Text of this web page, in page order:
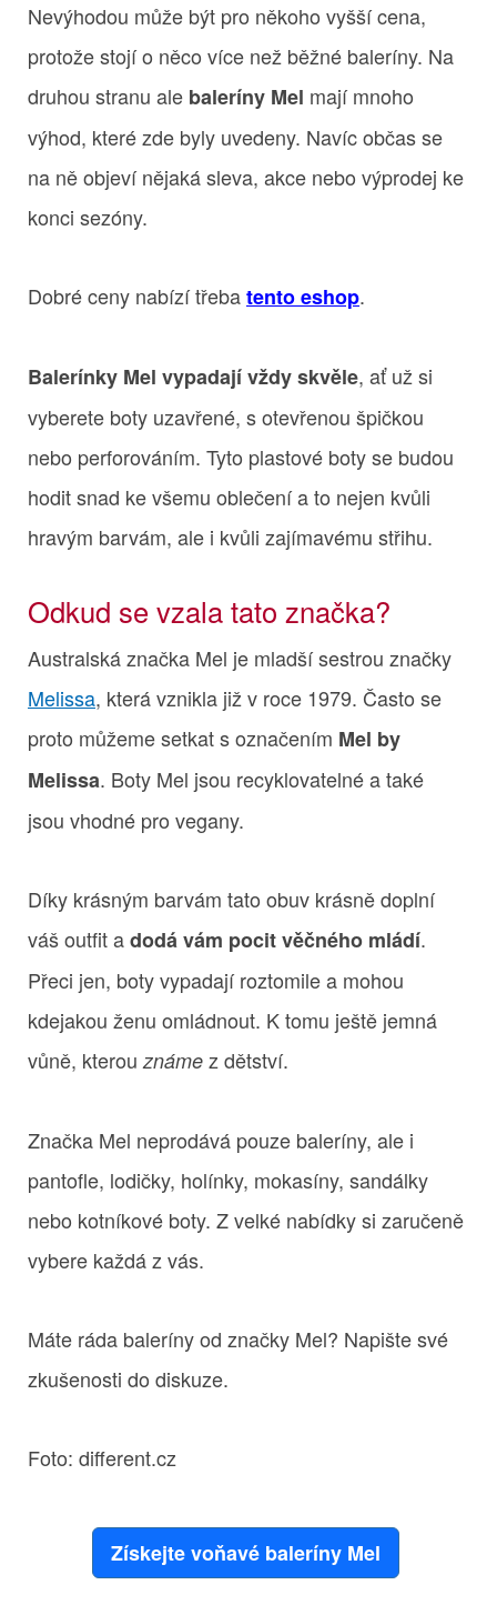
Nevýhodou může být pro někoho vyšší cena,
protože stojí o něco více než běžné baleríny. Na
druhou stranu ale baleríny Mel mají mnoho
výhod, které zde byly uvedeny. Navíc občas se
na ně objeví nějaká sleva, akce nebo výprodej ke
konci sezóny.
Dobré ceny nabízí třebatento eshop.
Balerínky Mel vypadají vždy skvěle, ať už si
vyberete boty uzavřené, s otevřenou špičkou
nebo perforováním. Tyto plastové boty se budou
hodit snad ke všemu oblečení a to nejen kvůli
hravým barvám, ale i kvůli zajímavému střihu.
Odkud se vzala tato značka?
Australská značka Mel je mladší sestrou značky
Melissa, která vznikla již v roce 1979. Často se
proto můžeme setkat s označením Mel by
Melissa. Boty Mel jsou recyklovatelné a také
jsou vhodné pro vegany.
Díky krásným barvám tato obuv krásně doplní
váš outfit adodá vám pocit věčného mládí.
Přeci jen, boty vypadají roztomile a mohou
kdejakou ženu omládnout. K tomu ještě jemná
vůně, kterou známe z dětství.
Značka Mel neprodává pouze baleríny, ale i
pantofle, lodičky, holínky, mokasíny, sandálky
nebo kotníkové boty. Z velké nabídky si zaručeně
vybere každá z vás.
Máte ráda baleríny od značky Mel? Napište své
zkušenosti do diskuze.
Foto: different.cz
Získejte voňavé baleríny Mel